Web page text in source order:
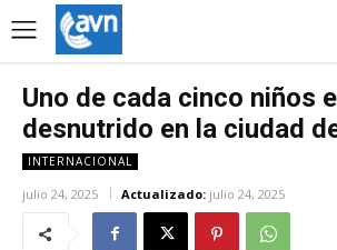
Uno de cada cinco niños
desnutrido en la ciudad
INTERNACIONAL
julio 24, 2025 Actualizado: julio 24, 2025